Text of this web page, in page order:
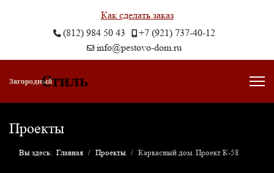
Как сделать заказ
(812) 984 50 43
+7 (921) 737-40-12
info@pestovo-dom.ru
Проекты
Вы здесь: Главная Проекты Каркасный дом. Проект К-58